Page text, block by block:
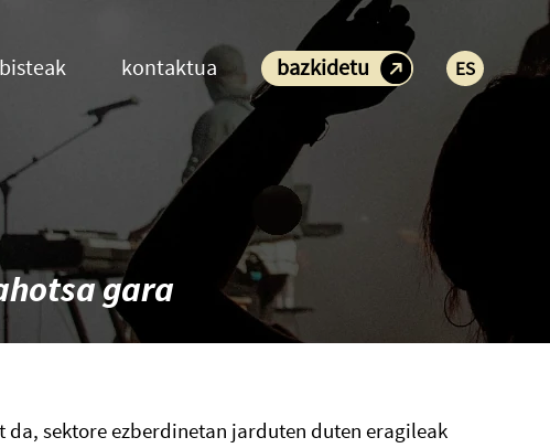
kontaktua bazkidetu ES
gara
sektore ezberdinetan jarduten duten eragileak